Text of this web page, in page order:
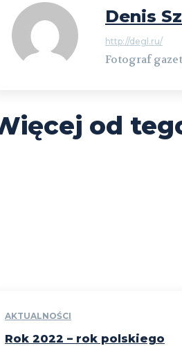
Denis
http://degl.ru/
Fotograf
od
AKTUALNOŚCI
Rok 2022 – rok polskiego